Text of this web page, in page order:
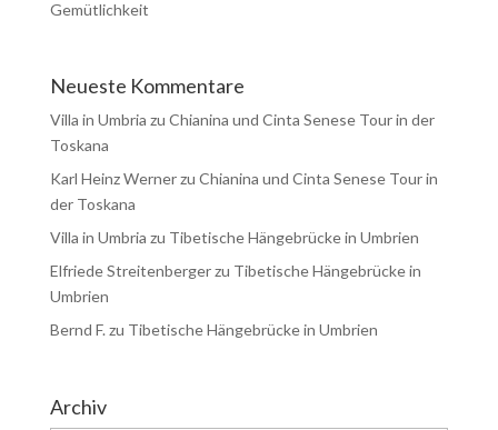
Gemütlichkeit
Neueste Kommentare
Villa in Umbria zu Chianina und Cinta Senese Tour in der
Toskana
Karl Heinz Wernerzu Chianina und Cinta Senese Tour in
der Toskana
Villa in Umbria zu Tibetische Hängebrücke in Umbrien
Elfriede Streitenbergerzu Tibetische Hängebrücke in
Umbrien
Bernd F. zu Tibetische Hängebrücke in Umbrien
Archiv